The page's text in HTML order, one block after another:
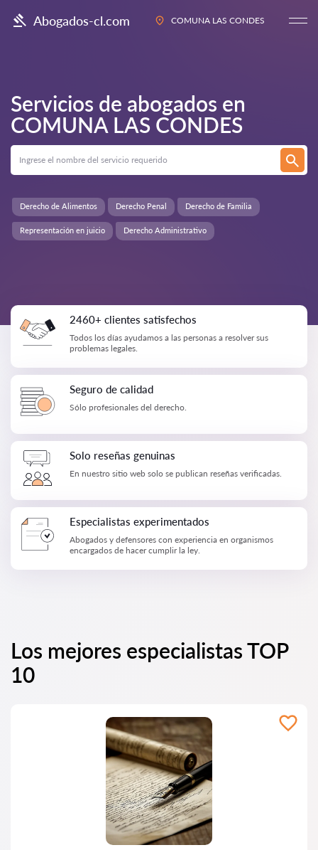
Abogados-cl.com COMUNA LAS CONDES
Servicios de abogados en
COMUNA LAS CONDES
Derecho Administrativo
Derecho de Alimentos Derecho Penal Derecho de Familia
Representación en juicio
2460+ clientes satisfechos
Todos los días ayudamos a las personas a resolver sus
problemas legales.
Seguro de calidad
Sólo profesionales del derecho.
Solo reseñas genuinas
En nuestro sitio web solo se publican reseñas verificadas.
Especialistas experimentados
Abogados y defensores con experiencia en organismos
encargados de hacer cumplir la ley.
Los mejores especialistas TOP
10